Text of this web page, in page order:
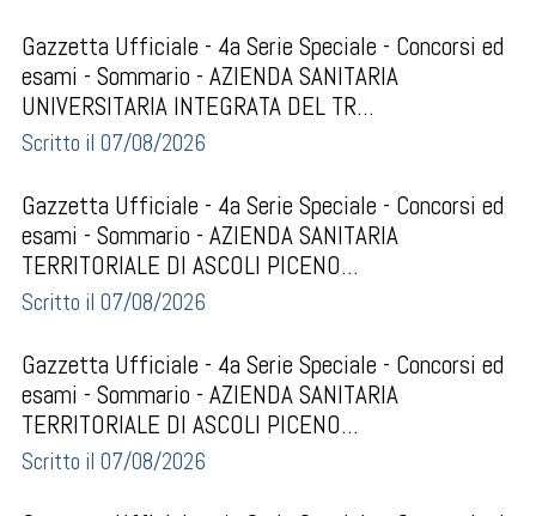
Gazzetta Ufficiale - 4a Serie Speciale - Concorsi ed
esami - Sommario - AZIENDA SANITARIA
UNIVERSITARIA INTEGRATA DEL TR...
Scritto il 07/08/2026
Gazzetta Ufficiale - 4a Serie Speciale - Concorsi ed
esami - Sommario - AZIENDA SANITARIA
TERRITORIALE DI ASCOLI PICENO...
Scritto il 07/08/2026
Gazzetta Ufficiale - 4a Serie Speciale - Concorsi ed
esami - Sommario - AZIENDA SANITARIA
TERRITORIALE DI ASCOLI PICENO...
Scritto il 07/08/2026